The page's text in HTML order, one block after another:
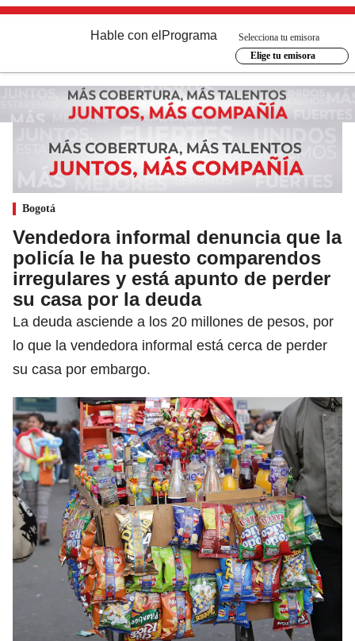
Hable con el Programa
Selecciona tu emisora
Elige tu emisora
Bogotá
Vendedora informal denuncia que la
policía le ha puesto comparendos
irregulares y está apunto de perder
su casa por la deuda
La deuda asciende a los 20 millones de pesos, por
lo que la vendedora informal está cerca de perder
su casa por embargo.